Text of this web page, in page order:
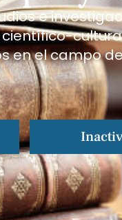
e
en el campo